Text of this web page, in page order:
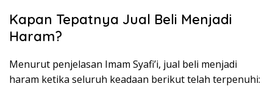
Kapan Tepatnya Jual Beli Menjadi
Haram?
Menurut penjelasan Imam Syafi’i, jual beli menjadi
haram ketika seluruh keadaan berikut telah terpenuhi: